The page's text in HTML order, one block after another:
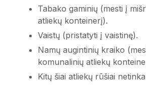
Tabako gaminių (mesti į
atliekų konteinerį).
Vaistų (pristatyti į vaistinę).
Namų augintinių kraiko
komunalinių atliekų
Kitų šiai atliekų rūšiai